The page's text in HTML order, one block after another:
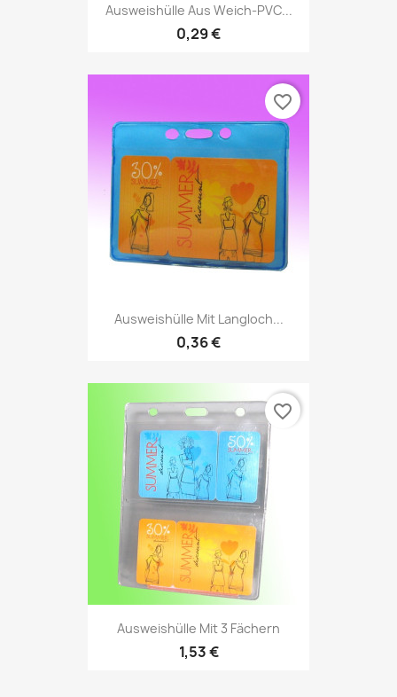
Ausweishülle Aus Weich-PVC...
0,29 €
Ausweishülle Mit Langloch...
0,36 €
favorite_border
Ausweishülle Mit 3 Fächern
1,53 €
favorite_border